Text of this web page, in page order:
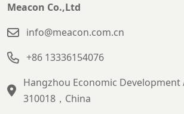
Meacon Co.,Ltd
info@meacon.com.cn
+86 13336154076
Hangzhou Economic Development
310018，China